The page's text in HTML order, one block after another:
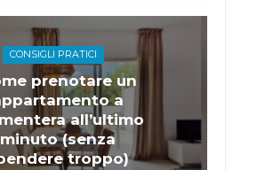
CONSIGLI PRATICI
prenotare un
a
all’ultimo
minuto (senza
troppo)